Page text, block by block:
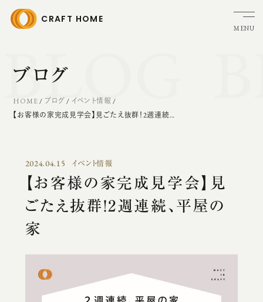
CRAFT HOME
クラフトホームの家づくり
家づくりの流れ
アフターメンテナンス
新築分譲・土地販売情報
施工実績
イベント・見学会
土地の探し方
MENU
ブログ
HOME/ ブログ/ イベント情報 /
【お客様の家完成見学会】見ごたえ抜群！2週連続、平屋の家
2024.04.15 イベント情報
【お客様の家完成見学会】見
ごたえ抜群！2週連続、平屋の
家